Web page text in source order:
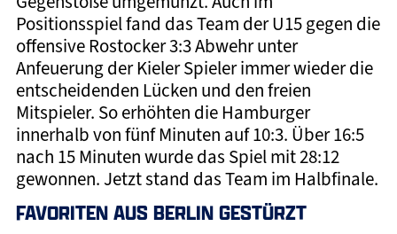
Positionsspiel fand das Team der U15 gegen die
offensive Rostocker 3:3 Abwehr unter
Anfeuerung der Kieler Spieler immer wieder die
entscheidenden Lücken und den freien
Mitspieler. So erhöhten die Hamburger
innerhalb von fünf Minuten auf 10:3. Über 16:5
nach 15 Minuten wurde das Spiel mit 28:12
gewonnen. Jetzt stand das Team im Halbfinale.
FAVORITEN AUS BERLIN GESTÜRZT